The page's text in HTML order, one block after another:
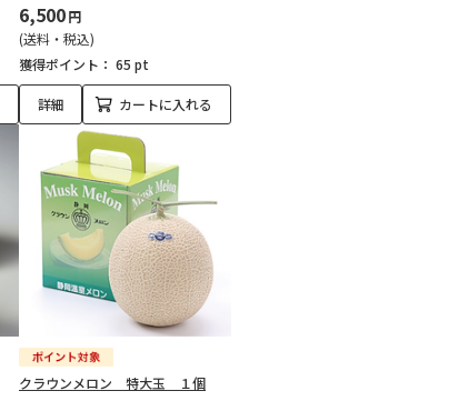
6,500円
(送料・税込)
獲得ポイント： 65 pt
詳細 カートに入れる
クラウンメロン 特大玉 １個